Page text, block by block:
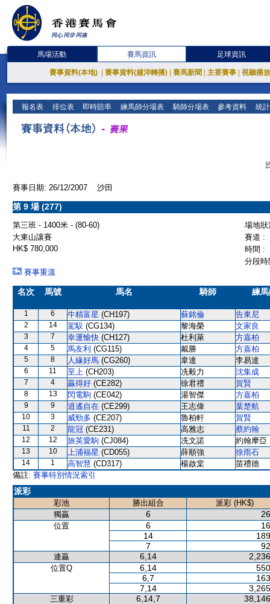
馬場活動 賽馬資訊 足球資訊
賽事資料(本地) 賽事資料(越洋轉播) 賽馬新聞 主要賽事 視聽播
報名表 排位表 即時賠率 練馬師分場表 騎師分場表 參考資料 統
賽事日期: 26/12/2007 沙田
第 9 場 (277)
第三班 - 1400米 - (80-60)
場地
大東山讓賽
賽道 :
HK$ 780,000
時間 :
分段
賽事重溫
名次 馬號 馬名 騎師 練
1 6 牛精富星 (CH197) 蘇銘倫 告東尼
2 14 駕馭 (CG134) 黎海榮 文家良
3 7 幸運愉快 (CH127) 杜利萊 方嘉柏
4 5 馬友利 (CG115) 戴勝 方嘉柏
5 8 人緣好馬 (CG260) 韋達 李易達
6 11 至上 (CH203) 冼毅力 沈集成
7 4 贏得好 (CE282) 徐君禮 賀賢
8 13 閃電駒 (CE042) 湯智傑 方嘉柏
9 9 逍遙自在 (CE299) 王志偉 葉楚航
10 3 威勁多 (CE207) 魯柏軒 賀賢
11 2 龍冠 (CE231) 高雅志 蔡約翰
12 12 旅英愛駒 (CJ084) 冼文諾 約翰摩亞
13 10 上浦福星 (CD055) 薛順強 徐雨石
14 1 高智慧 (CD317) 楊啟棠
苗禮德
備註: 賽事特別情況索引
派彩
彩池 勝出組合
派彩 (HK$)
獨贏
6
位置 6
14
7
連贏 6,14
位置Q 6,14
6,7
7,14
三重彩 6,14,7